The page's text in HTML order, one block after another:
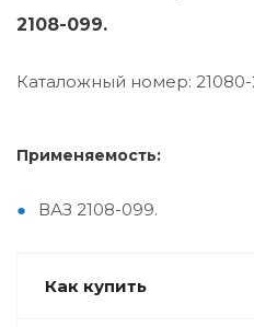
2108-099.
Каталожный номер:
Применяемость:
ВАЗ 2108-099.
Как купить